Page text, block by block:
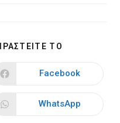
ΤΟ
CONTENT
Opens
new
window
Facebook
Opens
WhatsApp